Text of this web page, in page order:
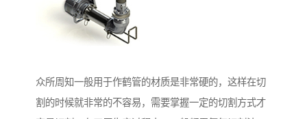
众所周知一般用于作鹤管的材质是非常硬的，这样在切
割的时候就非常的不容易，需要掌握一定的切割方式才